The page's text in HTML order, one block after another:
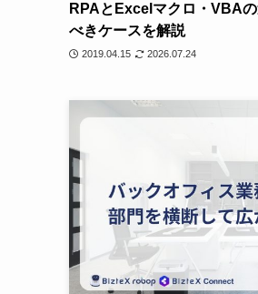
RPAとExcelマクロ・VBA
べきケースを解説
2019.04.15 2026.07.24